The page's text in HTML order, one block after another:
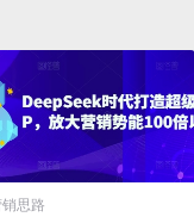
思路